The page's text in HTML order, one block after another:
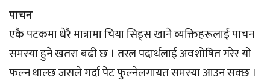
पाचन
एकै पटकमा धेरै मात्रामा चिया सिड्स खाने व्यक्तिहरूलाई पाचन
समस्या हुने खतरा बढी छ । तरल पदार्थलाई अवशोषित गरेर यो
फल्न थाल्छ जसले गर्दा पेट फुल्नेलगायत समस्या आउन सक्छ ।